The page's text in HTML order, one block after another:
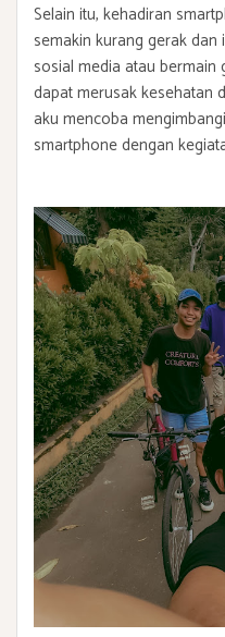
Selain itu, kehadiran
semakin kurang gerak
sosial media atau bermain
dapat merusak kesehatan
aku mencoba
smartphone dengan